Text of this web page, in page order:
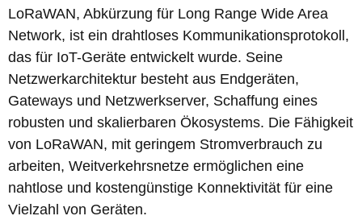
LoRaWAN, Abkürzung für Long Range Wide Area
Network, ist ein drahtloses Kommunikationsprotokoll,
das für IoT-Geräte entwickelt wurde. Seine
Netzwerkarchitektur besteht aus Endgeräten,
Gateways und Netzwerkserver, Schaffung eines
robusten und skalierbaren Ökosystems. Die Fähigkeit
von LoRaWAN, mit geringem Stromverbrauch zu
arbeiten, Weitverkehrsnetze ermöglichen eine
nahtlose und kostengünstige Konnektivität für eine
Vielzahl von Geräten.